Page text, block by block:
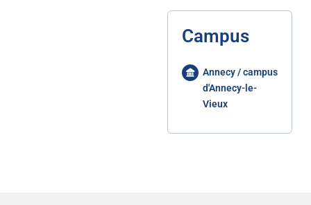
Campus
Annecy / campus
d'Annecy-le-
Vieux